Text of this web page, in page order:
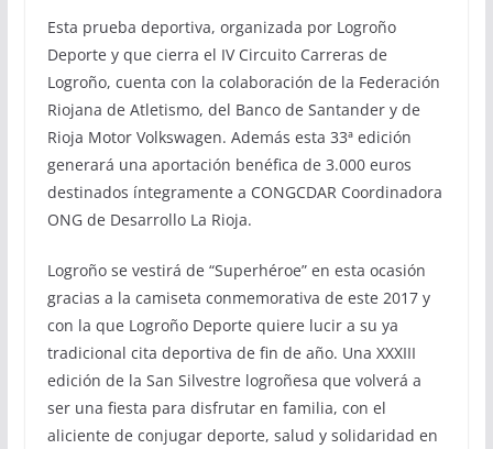
Esta prueba deportiva, organizada por Logroño
Deporte y que cierra el IV Circuito Carreras de
Logroño, cuenta con la colaboración de la Federación
Riojana de Atletismo, del Banco de Santander y de
Rioja Motor Volkswagen. Además esta 33ª edición
generará una aportación benéfica de 3.000 euros
destinados íntegramente a CONGCDAR Coordinadora
ONG de Desarrollo La Rioja.
Logroño se vestirá de “Superhéroe” en esta ocasión
gracias a la camiseta conmemorativa de este 2017 y
con la que Logroño Deporte quiere lucir a su ya
tradicional cita deportiva de fin de año. Una XXXIII
edición de la San Silvestre logroñesa que volverá a
ser una fiesta para disfrutar en familia, con el
aliciente de conjugar deporte, salud y solidaridad en